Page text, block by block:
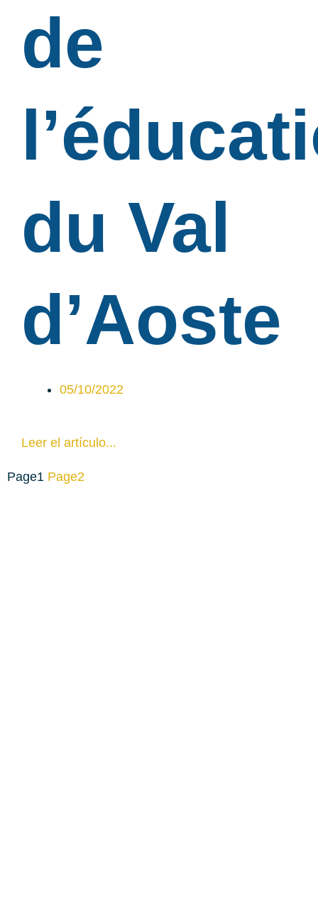
de
du Val
d’Aoste
05/10/2022
Leer el artículo...
Page1 Page2